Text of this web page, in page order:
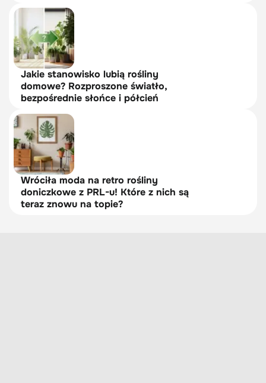
Jakie stanowisko lubią rośliny
domowe? Rozproszone światło,
bezpośrednie słońce i półcień
Wróciła moda na retro rośliny
doniczkowe z PRL-u! Które z nich są
teraz znowu na topie?